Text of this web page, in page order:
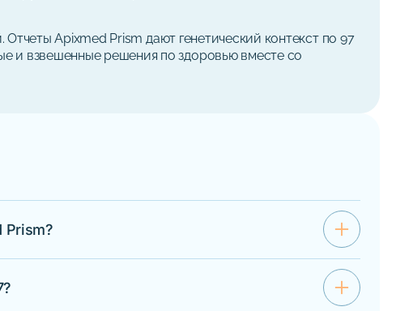
Apixmed Prism дают генетический контекст по 97
и взвешенные решения по здоровью вместе со
Prism?
Wellness Apixmed Prism
add
add